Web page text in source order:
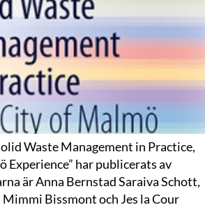
Waste Management in Practice,
Experience” har publicerats av
är Anna Bernstad Saraiva Schott,
Bissmont och Jes la Cour